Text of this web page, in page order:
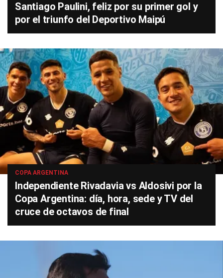
Santiago Paulini, feliz por su primer gol y
por el triunfo del Deportivo Maipú
COPA ARGENTINA
Independiente Rivadavia vs Aldosivi por la
Copa Argentina: día, hora, sede y TV del
cruce de octavos de final